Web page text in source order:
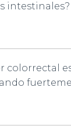
intestinales?
colorrectal